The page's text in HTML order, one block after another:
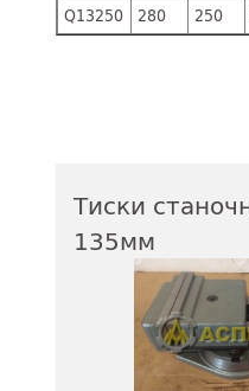
Q13250
280 250
Тиски
135мм